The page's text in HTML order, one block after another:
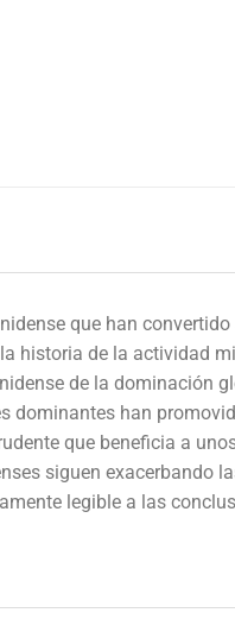
que han convertido
historia de la actividad
de la dominación
dominantes han
que beneficia a
siguen exacerbando
legible a las